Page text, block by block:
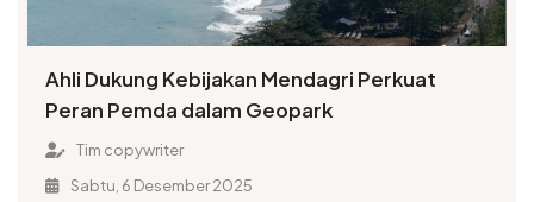
Ahli Dukung Kebijakan Mendagri Perkuat
Peran Pemda dalam Geopark
Tim copywriter
Sabtu, 6 Desember 2025